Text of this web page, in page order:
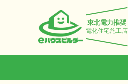
東北電力推奨
電化住宅施工店